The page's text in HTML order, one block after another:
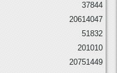
37844
20614047
51832
201010
20751449